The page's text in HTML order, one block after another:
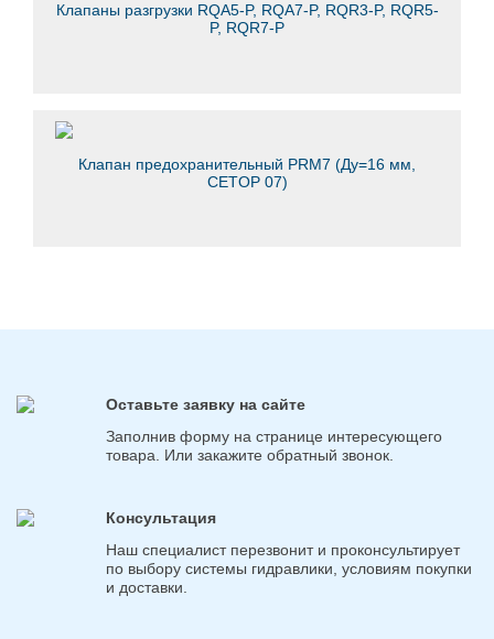
Клапаны разгрузки RQA5-P, RQA7-P, RQR3-P, RQR5-
P, RQR7-P
Клапан предохранительный PRM7 (Ду=16 мм,
CETOP 07)
Оставьте заявку на сайте
Заполнив форму на странице интересующего
товара. Или закажите обратный звонок.
Консультация
Наш специалист перезвонит и проконсультирует
по выбору системы гидравлики, условиям покупки
и доставки.